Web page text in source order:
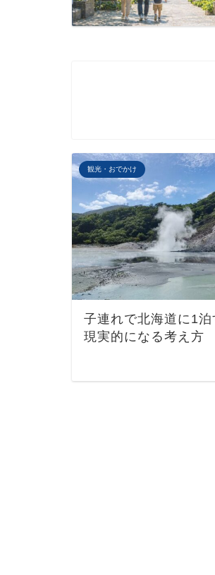
観光・おでかけ
子連れで北海道に1
現実的になる考え方